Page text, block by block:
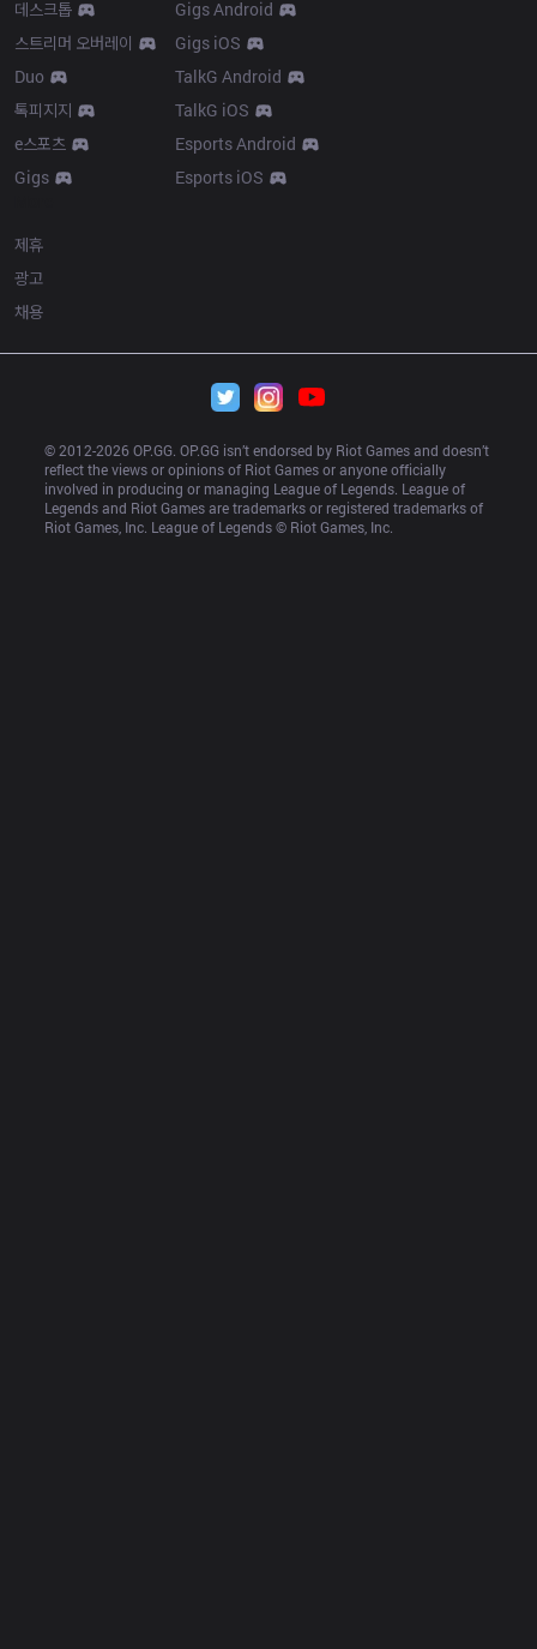
데스크톱
스트리머 오버레이
Duo
톡피지지
e스포츠
Gigs
Gigs Android
Gigs iOS
TalkG Android
TalkG iOS
Esports Android
Esports iOS
제휴
광고
채용
© 2012-2026 OP.GG. OP.GG isn’t endorsed by Riot Games and doesn’t
reflect the views or opinions of Riot Games or anyone officially
involved in producing or managing League of Legends. League of
Legends and Riot Games are trademarks or registered trademarks of
Riot Games, Inc. League of Legends © Riot Games, Inc.